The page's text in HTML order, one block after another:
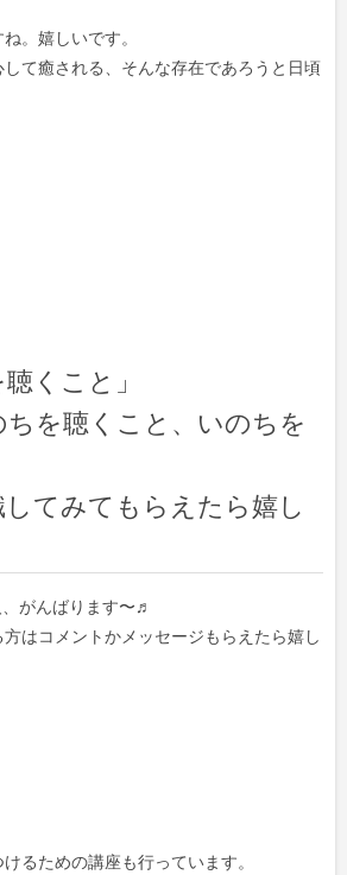
。嬉しいです。
て癒される、そんな存在であろうと日頃
くこと」
ちを聴くこと、いのちを
してみてもらえたら嬉し
がんばります〜♬
はコメントかメッセージもらえたら嬉し
るための講座も行っています。